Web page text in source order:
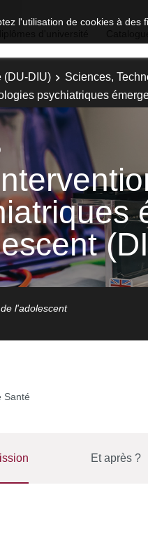
l'utilisation de cookies à des
(DU-DIU)
Sciences,
psychiatriques
l'adolescent
Santé
Et après ?